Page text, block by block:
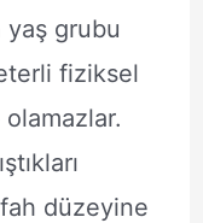
yaş grubu
fiziksel
düzeyine